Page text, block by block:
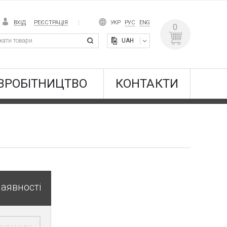
ВХІД РЕЄСТРАЦІЯ УКР РУС ENG
UAH
0
КОНТАКТИ